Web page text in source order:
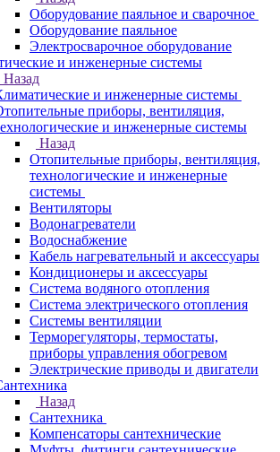
Оборудование паяльное и сварочное
Оборудование паяльное
Электросварочное оборудование
и инженерные системы
Назад
и инженерные системы
приборы, вентиляция,
и инженерные системы
Назад
Отопительные приборы, вентиляция,
технологические и инженерные
системы
Вентиляторы
Водонагреватели
Водоснабжение
Кабель нагревательный и аксессуары
Кондиционеры и аксессуары
Система водяного отопления
Система электрического отопления
Системы вентиляции
Терморегуляторы, термостаты,
приборы управления обогревом
Электрические приводы и двигатели
Назад
Сантехника
Компенсаторы сантехнические